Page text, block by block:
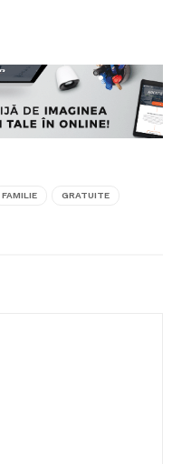
FAMILIE GRATUITE